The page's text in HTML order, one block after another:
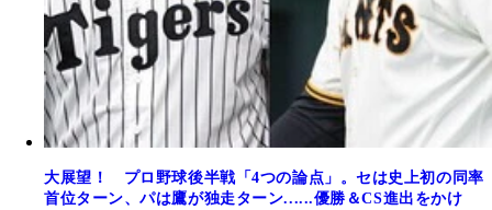
大展望！ プロ野球後半戦「4つの論点」。セは史上初の同率
首位ターン、パは鷹が独走ターン......優勝＆CS進出をかけ